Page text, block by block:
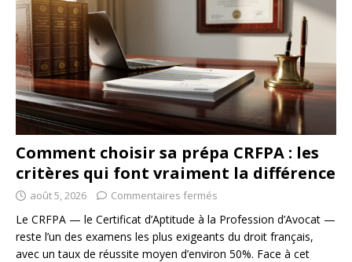
Comment choisir sa prépa CRFPA : les
critères qui font vraiment la différence
août 5, 2026 Commentaires fermés
Le CRFPA — le Certificat d’Aptitude à la Profession d’Avocat —
reste l’un des examens les plus exigeants du droit français,
avec un taux de réussite moyen d’environ 50%. Face à cet